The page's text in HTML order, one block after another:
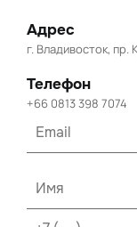
Адрес
г. Владивосток, пр.
Телефон
+66 0813 398 7074